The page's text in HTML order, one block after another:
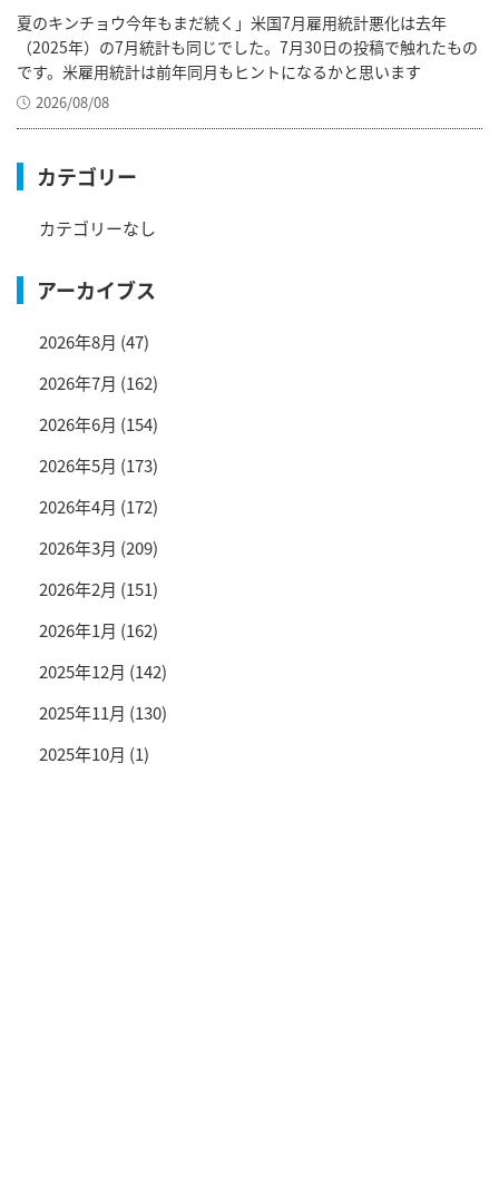
夏のキンチョウ今年もまだ続く」米国7月雇用統計悪化は去年
（2025年）の7月統計も同じでした。7月30日の投稿で触れたもの
です。米雇用統計は前年同月もヒントになるかと思います
2026/08/08
カテゴリー
カテゴリーなし
アーカイブス
2026年8月 (47)
2026年7月 (162)
2026年6月 (154)
2026年5月 (173)
2026年4月 (172)
2026年3月 (209)
2026年2月 (151)
2026年1月 (162)
2025年12月 (142)
2025年11月 (130)
2025年10月 (1)